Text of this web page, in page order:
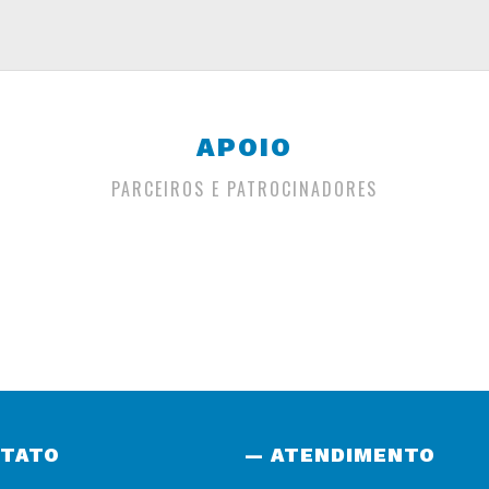
APOIO
PARCEIROS E PATROCINADORES
— ATENDIMENTO